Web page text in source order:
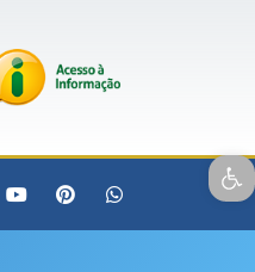
Open toolbar